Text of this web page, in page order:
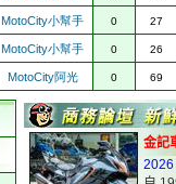
MotoCity小幫手 0 27
MotoCity小幫手 0 26
MotoCity阿光 0 69